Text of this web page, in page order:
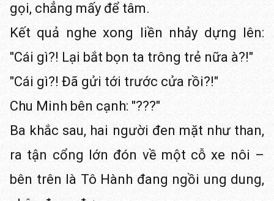
gọi, chẳng mấy để tâm.
Kết quả nghe xong liền nhảy dựng lên:
"Cái gì?! Lại bắt bọn ta trông trẻ nữa à?!"
"Cái gì?! Đã gửi tới trước cửa rồi?!"
Chu Minh bên cạnh: "???"
Ba khắc sau, hai người đen mặt như than,
ra tận cổng lớn đón về một cỗ xe nôi –
bên trên là Tô Hành đang ngồi ung dung,